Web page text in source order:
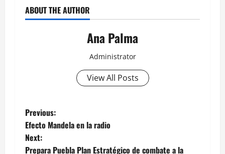
ABOUT THE AUTHOR
Ana Palma
Administrator
View All Posts
Post
navigation
Previous:
Efecto Mandela en la radio
Next:
Prepara Puebla Plan Estratégico de combate a la